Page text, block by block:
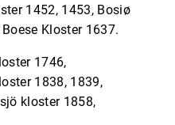
1452, 1453, Bosiø
Kloster 1637.
1746,
1838, 1839,
kloster 1858,